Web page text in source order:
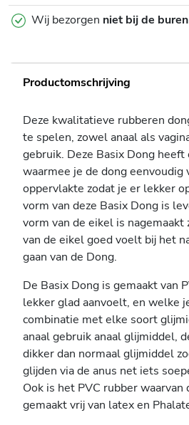
Wij bezorgen niet bij de buren
Productomschrijving
Deze kwalitatieve rubberen
te spelen, zowel anaal als
gebruik. Deze Basix Dong heeft
waarmee je de dong eenvoudig
oppervlakte zodat je er lekker
vorm van deze Basix Dong is
vorm van de eikel is nagemaakt
van de eikel goed voelt bij het
gaan van de Dong.
De Basix Dong is gemaakt van
lekker glad aanvoelt, en welke
combinatie met elke soort
anaal gebruik anaal glijmiddel,
dikker dan normaal glijmiddel
glijden via de anus net iets
Ook is het PVC rubber waarvan
gemaakt vrij van latex en